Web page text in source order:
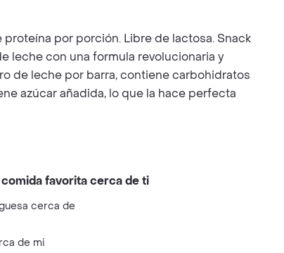
por porción. Libre de lactosa. Snack
leche con una formula revolucionaria y
de leche por barra, contiene carbohidratos
azúcar añadida, lo que la hace perfecta
favorita cerca de ti
cerca de
de mi